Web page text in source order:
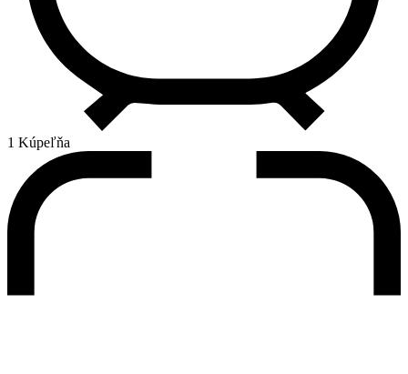
1 Kúpeľňa